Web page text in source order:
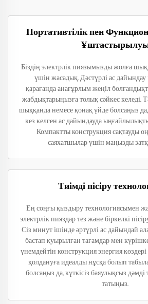
Портативтілік пен
Біздің электрлік пиязымызды жолға
үшін жасадық. Дәстүрлі ас
қарағанда анағұрлым жеңіл
жабдықтарыңызға толық сәйкес келеді.
шыққанда немесе қонақ үйде болсаңыз да,
кез келген ас дайындауда
Компактты конструкция сақтауды
саяхатшылар үшін маңызды
Тиімді пісіру
Ең соңғы қыздыру технологиясымен
электрлік пияздар тез және біркелкі
Сіз минут ішінде әртүрлі ас дайындай
бастап қуырылған тағамдар мен
үнемдейтін конструкция энергия
қолдануға идеалды нұсқа болып
болсаңыз да, күткісіз баяулықсыз
татыңыз.